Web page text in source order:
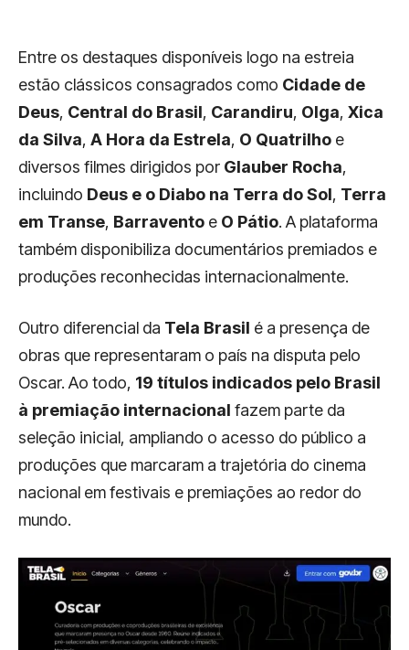
Entre os destaques disponíveis logo na estreia
estão clássicos consagrados como Cidade de
Deus, Central do Brasil, Carandiru, Olga, Xica
da Silva, A Hora da Estrela, O Quatrilho e
diversos filmes dirigidos por Glauber Rocha,
incluindo Deus e o Diabo na Terra do Sol, Terra
em Transe, Barravento e O Pátio. A plataforma
também disponibiliza documentários premiados e
produções reconhecidas internacionalmente.
Outro diferencial da Tela Brasil é a presença de
obras que representaram o país na disputa pelo
Oscar. Ao todo, 19 títulos indicados pelo Brasil
à premiação internacional fazem parte da
seleção inicial, ampliando o acesso do público a
produções que marcaram a trajetória do cinema
nacional em festivais e premiações ao redor do
mundo.